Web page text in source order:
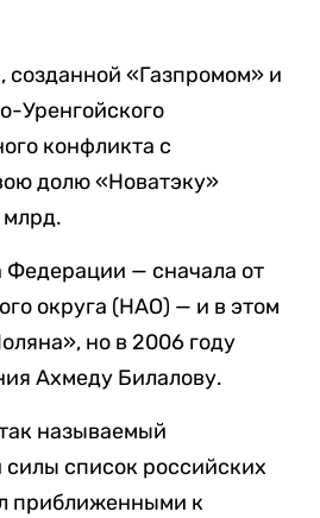
созданной «Газпромом» и
Уренгойского
конфликта с
долю «Новатэку»
млрд.
Федерации — сначала от
округа (НАО) — и в этом
но в 2006 году
Ахмеду Билалову.
называемый
список российских
приближенными к